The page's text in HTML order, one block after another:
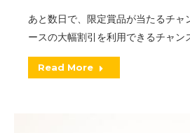
あと数日で、限定賞品が当たるチャ
ースの大幅割引を利用できるチャン
Read More